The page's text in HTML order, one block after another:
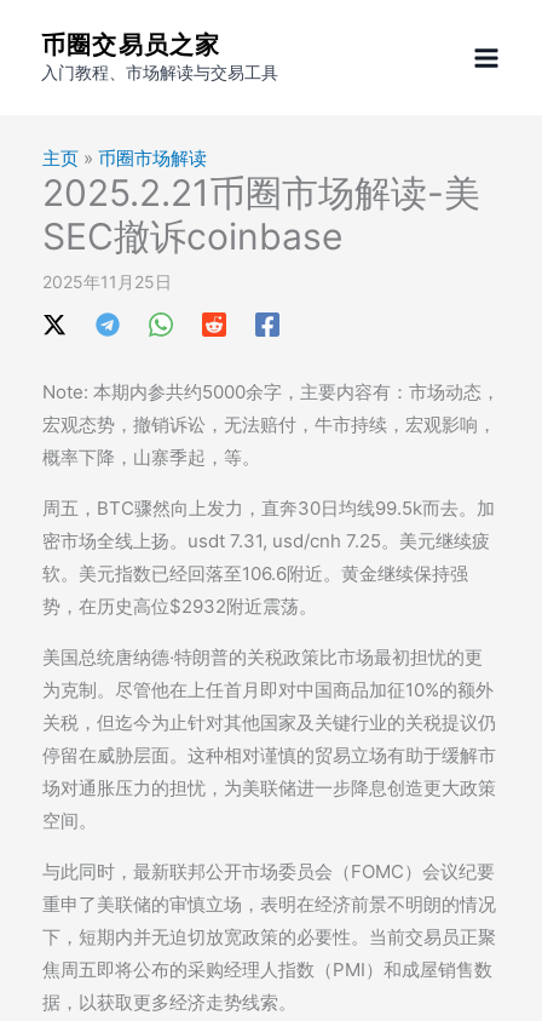
币圈交易员之家
入门教程、市场解读与交易工具
主页 » 币圈市场解读
2025.2.21币圈市场解读-美
SEC撤诉coinbase
2025年11月25日
Note: 本期内参共约5000余字，主要内容有：市场动态，
宏观态势，撤销诉讼，无法赔付，牛市持续，宏观影响，
概率下降，山寨季起，等。
周五，BTC骤然向上发力，直奔30日均线99.5k而去。加
密市场全线上扬。usdt 7.31, usd/cnh 7.25。美元继续疲
软。美元指数已经回落至106.6附近。黄金继续保持强
势，在历史高位$2932附近震荡。
美国总统唐纳德·特朗普的关税政策比市场最初担忧的更
为克制。尽管他在上任首月即对中国商品加征10%的额外
关税，但迄今为止针对其他国家及关键行业的关税提议仍
停留在威胁层面。这种相对谨慎的贸易立场有助于缓解市
场对通胀压力的担忧，为美联储进一步降息创造更大政策
空间。
与此同时，最新联邦公开市场委员会（FOMC）会议纪要
重申了美联储的审慎立场，表明在经济前景不明朗的情况
下，短期内并无迫切放宽政策的必要性。当前交易员正聚
焦周五即将公布的采购经理人指数（PMI）和成屋销售数
据，以获取更多经济走势线索。